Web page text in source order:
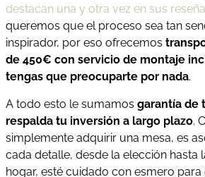
destacan una y otra vez en sus
queremos que el proceso sea tan
inspirador, por eso ofrecemos
de 450€ con servicio de montaje
tengas que preocuparte por nada.
A todo esto le sumamos garantía de
respalda tu inversión a largo plazo.
simplemente adquirir una mesa, es
cada detalle, desde la elección hasta
hogar, esté cuidado con esmero